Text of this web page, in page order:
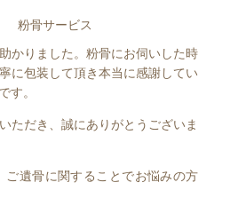
骨サービス
かりました。粉骨にお伺いした時
に包装して頂き本当に感謝してい
す。
ただき、誠にありがとうございま
遺骨に関することでお悩みの方